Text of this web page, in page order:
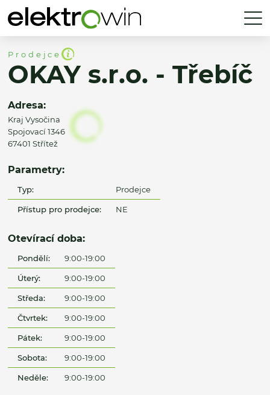
Prodejce
OKAY s.r.o. - Třebíč
Adresa:
Kraj Vysočina
Spojovací 1346
67401 Střítež
Parametry:
Typ: Prodejce
Přístup pro prodejce: NE
Otevírací doba:
Pondělí: 9:00-19:00
Úterý: 9:00-19:00
Středa: 9:00-19:00
Čtvrtek: 9:00-19:00
Pátek: 9:00-19:00
Sobota: 9:00-19:00
Neděle: 9:00-19:00